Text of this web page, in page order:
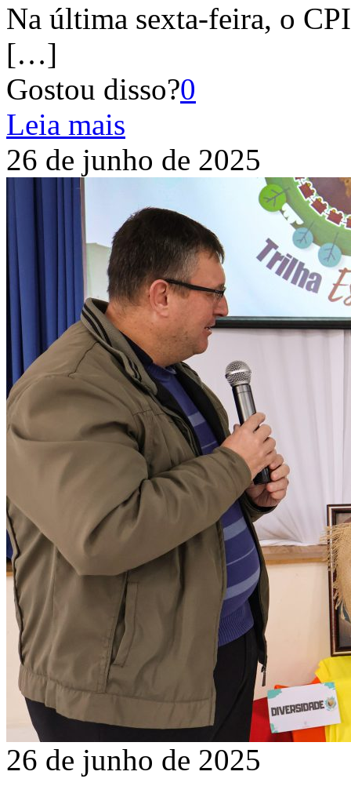
Na última sexta-feira, o
[…]
Gostou disso?0
Leia mais
26 de junho de 2025
26 de junho de 2025